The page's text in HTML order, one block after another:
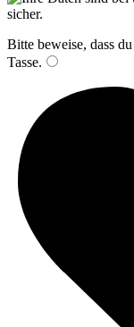
Bitte beweise, dass
Tasse.